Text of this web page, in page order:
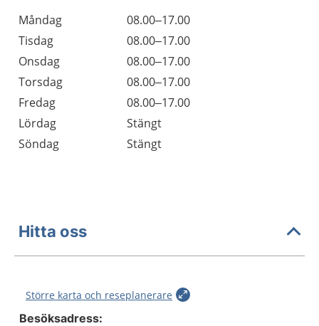
Dag
Öppettider
Kommentarer
Måndag
08.00–17.00
Tisdag
08.00–17.00
Onsdag
08.00–17.00
Torsdag
08.00–17.00
Fredag
08.00–17.00
Lördag
Stängt
Söndag
Stängt
Hitta oss
Större karta och reseplanerare
Besöksadress: